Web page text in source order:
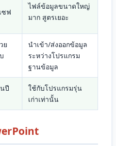
ซฟ
ไฟล์ข้อมูลขนาดใหญ่
มาก สูตรเยอะ
ย
นำเข้า/ส่งออกข้อมูล
ระหว่างโปรแกรม
ฐานข้อมูล
ปี
ใช้กับโปรแกรมรุ่น
เก่าเท่านั้น